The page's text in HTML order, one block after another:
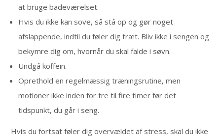
at bruge badeværelset.
Hvis du ikke kan sove, så stå op og gør noget
afslappende, indtil du føler dig træt. Bliv ikke i sengen og
bekymre dig om, hvornår du skal falde i søvn.
Undgå koffein.
Oprethold en regelmæssig træningsrutine, men
motioner ikke inden for tre til fire timer før det
tidspunkt, du går i seng.
Hvis du fortsat føler dig overvældet af stress, skal du ikke